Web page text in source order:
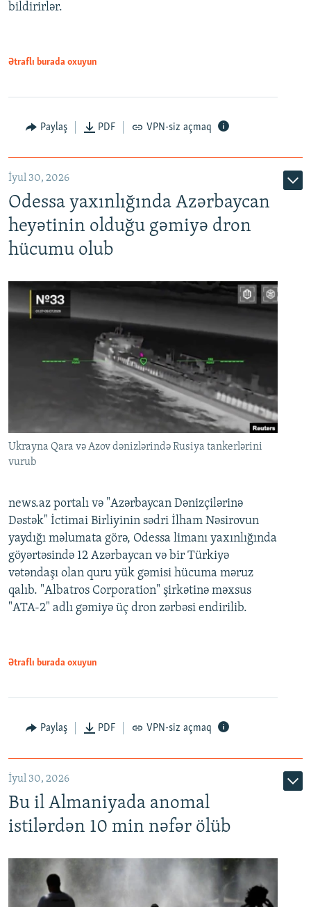
bildirirlər.
Ətraflı burada oxuyun
Paylaş PDF VPN-siz açmaq
İyul 30, 2026
Odessa yaxınlığında Azərbaycan
heyətinin olduğu gəmiyə dron
hücumu olub
Ukrayna Qara və Azov dənizlərində Rusiya tankerlərini
vurub
news.az portalı və "Azərbaycan Dənizçilərinə
Dəstək" İctimai Birliyinin sədri İlham Nəsirovun
yaydığı məlumata görə, Odessa limanı yaxınlığında
göyərtəsində 12 Azərbaycan və bir Türkiyə
vətəndaşı olan quru yük gəmisi hücuma məruz
qalıb. "Albatros Corporation" şirkətinə məxsus
"ATA-2" adlı gəmiyə üç dron zərbəsi endirilib.
Ətraflı burada oxuyun
Paylaş PDF VPN-siz açmaq
İyul 30, 2026
Bu il Almaniyada anomal
istilərdən 10 min nəfər ölüb